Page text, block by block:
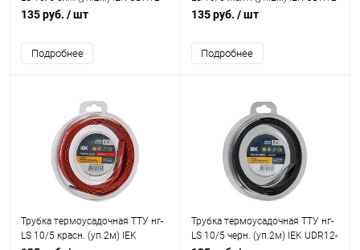
010-005-002-K07-T
135 руб. / шт
Подробнее
010-005-002-K05-T
135 руб. / шт
Подробнее
Трубка термоусадочная ТТУ нг-
LS 10/5 красн. (уп.2м) IEK
Трубка термоусадочная ТТУ нг-
LS 10/5 черн. (уп.2м) IEK UDR12-